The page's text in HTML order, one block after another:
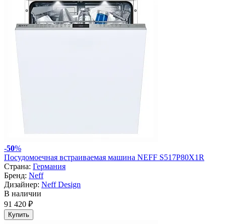
-50%
Посудомоечная встраиваемая машина NEFF S517P80X1R
Страна: Германия
Бренд: Neff
Дизайнер: Neff Design
В наличии
91 420 ₽
Купить